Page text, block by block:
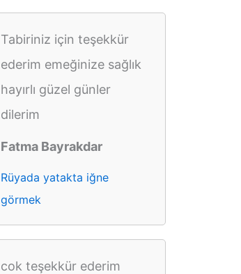
Tabiriniz için teşekkür
ederim emeğinize sağlık
hayırlı güzel günler
dilerim
Fatma Bayrakdar
Rüyada yatakta iğne
görmek
cok teşekkür ederim